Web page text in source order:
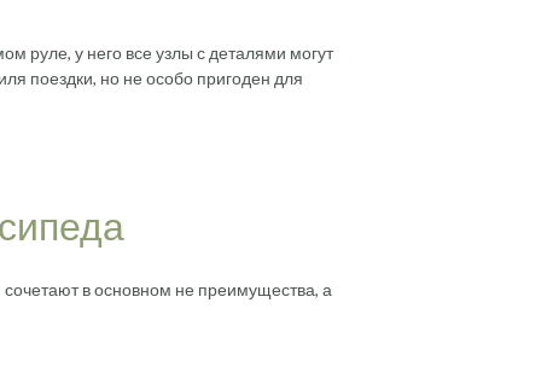
руле, у него все узлы с деталями могут
поездки, но не особо пригоден для
в основном не преимущества, а